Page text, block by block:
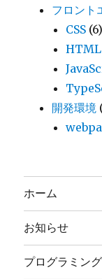
フロント
CSS (6)
HTML
開発環境
ホーム
お知らせ
プログラミング